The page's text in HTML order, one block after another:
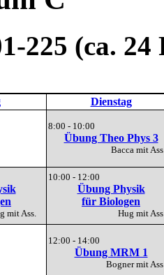
225 (ca.
Dienstag
8:00 - 10:00
Übung Theo Phys 3
Bacca mit
mit Ass.
10:00 - 12:00
Übung Physik
für Biologen
Hug mit
12:00 - 14:00
Übung MRM 1
Bogner mit